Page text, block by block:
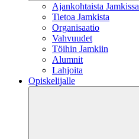
Ajankohtaista Jamkissa
Tietoa Jamkista
Organisaatio
Vahvuudet
Töihin Jamkiin
Alumnit
Lahjoita
Opiskelijalle